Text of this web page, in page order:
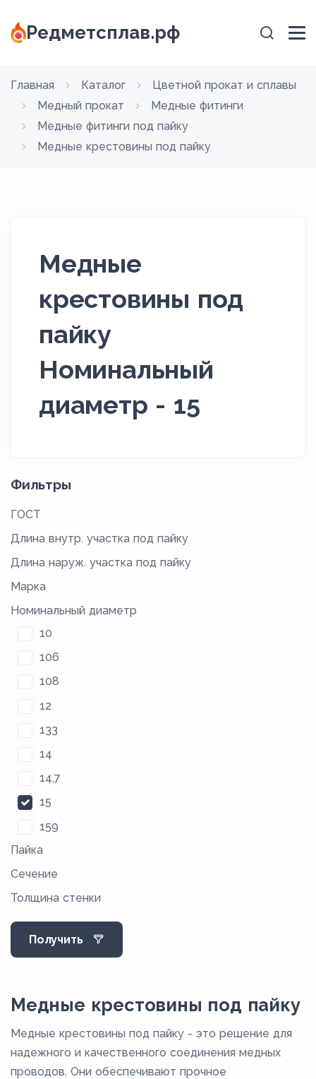
Редметсплав.рф
Главная Каталог
Цветной прокат и сплавы
Медный прокат
Медные фитинги
Медные фитинги под пайку
Медные крестовины под пайку
Медные
крестовины под
пайку
Номинальный
диаметр - 15
Фильтры
ГОСТ
Длина внутр. участка под пайку
Длина наруж. участка под пайку
Марка
Номинальный диаметр
10
106
108
12
133
14
14,7
15
159
16
18
21
22
25
40
Пайка
Сечение
Толщина стенки
Получить
Медные крестовины под пайку
Медные крестовины под пайку - это решение для
надежного и качественного соединения медных
проводов. Они обеспечивают прочное